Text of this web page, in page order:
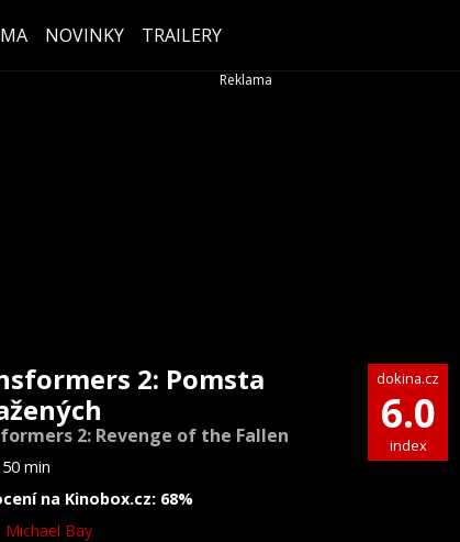
NOVINKY TRAILERY
2: Pomsta
2: Revenge of the Fallen
min
na Kinobox.cz: 68%
dokina.cz
6.0
index
Michael Bay